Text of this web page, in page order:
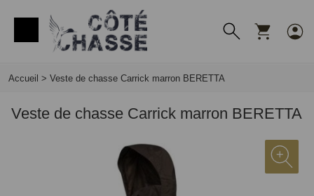
Accueil > Veste de chasse Carrick marron BERETTA
Veste de chasse Carrick marron BERETTA